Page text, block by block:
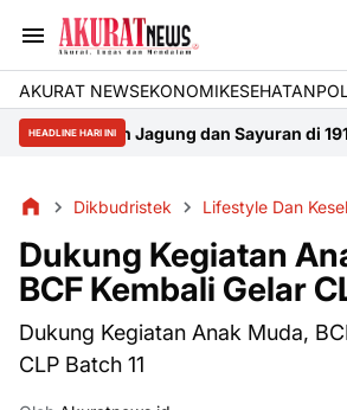
AKURAT NEWSEKONOMIKESEHATAN
HEADLINE HARI INI
Jagung dan Sayuran di 191 Lokasi
Dikbudristek Lifestyle Dan
Dukung Kegiatan
BCF Kembali Gelar
Dukung Kegiatan Anak Muda,
CLP Batch 11